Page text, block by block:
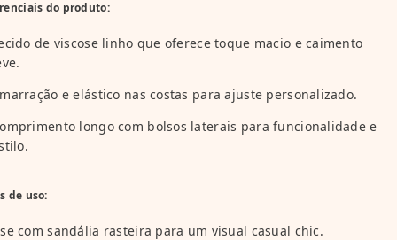
do produto:
de viscose linho que oferece toque macio e caimento
e elástico nas costas para ajuste personalizado.
longo com bolsos laterais para funcionalidade e
de uso:
com sandália rasteira para um visual casual chic.